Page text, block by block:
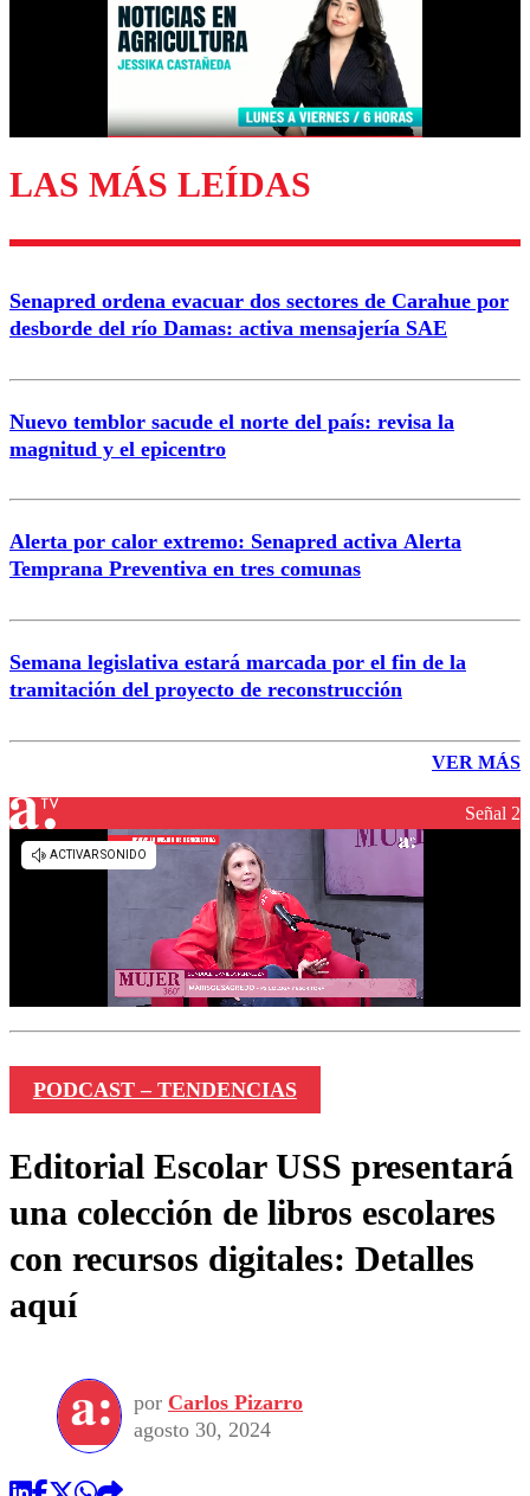
Enviar comentario
LAS MÁS LEÍDAS
Senapred ordena evacuar dos sectores de Carahue por
desborde del río Damas: activa mensajería SAE
Nuevo temblor sacude el norte del país: revisa la
magnitud y el epicentro
Alerta por calor extremo: Senapred activa Alerta
Temprana Preventiva en tres comunas
Semana legislativa estará marcada por el fin de la
tramitación del proyecto de reconstrucción
VER MÁS
Señal 2
PODCAST – TENDENCIAS
Editorial Escolar USS presentará
una colección de libros escolares
con recursos digitales: Detalles
aquí
por Carlos Pizarro
agosto 30, 2024